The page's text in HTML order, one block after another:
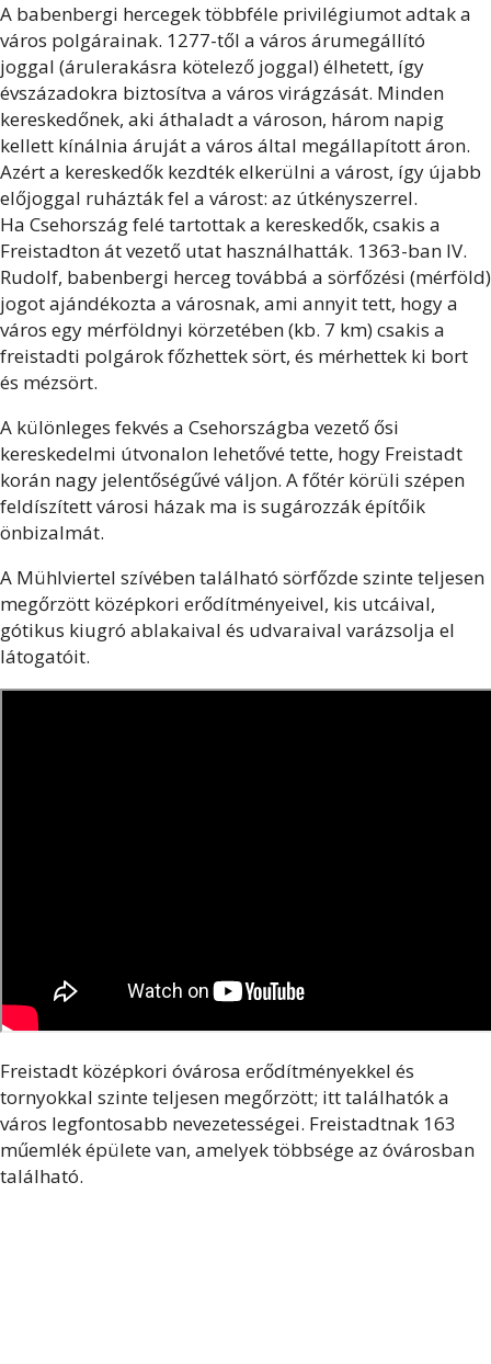
A babenbergi hercegek többféle privilégiumot adtak a
város polgárainak. 1277-től a város árumegállító
joggal (árulerakásra kötelező joggal) élhetett, így
évszázadokra biztosítva a város virágzását. Minden
kereskedőnek, aki áthaladt a városon, három napig
kellett kínálnia áruját a város által megállapított áron.
Azért a kereskedők kezdték elkerülni a várost, így újabb
előjoggal ruházták fel a várost: az útkényszerrel.
Ha Csehország felé tartottak a kereskedők, csakis a
Freistadton át vezető utat használhatták. 1363-ban IV.
Rudolf, babenbergi herceg továbbá a sörfőzési (mérföld)
jogot ajándékozta a városnak, ami annyit tett, hogy a
város egy mérföldnyi körzetében (kb. 7 km) csakis a
freistadti polgárok főzhettek sört, és mérhettek ki bort
és mézsört.
A különleges fekvés a Csehországba vezető ősi
kereskedelmi útvonalon lehetővé tette, hogy Freistadt
korán nagy jelentőségűvé váljon. A főtér körüli szépen
feldíszített városi házak ma is sugározzák építőik
önbizalmát.
A Mühlviertel szívében található sörfőzde szinte teljesen
megőrzött középkori erődítményeivel, kis utcáival,
gótikus kiugró ablakaival és udvaraival varázsolja el
látogatóit.
Freistadt középkori óvárosa erődítményekkel és
tornyokkal szinte teljesen megőrzött; itt találhatók a
város legfontosabb nevezetességei. Freistadtnak 163
műemlék épülete van, amelyek többsége az óvárosban
található.